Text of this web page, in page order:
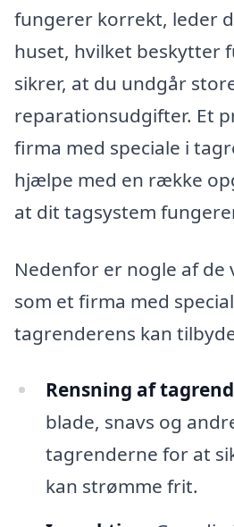
fungerer korrekt, leder
huset, hvilket beskytter
sikrer, at du undgår
reparationsudgifter. Et
firma med speciale i
hjælpe med en række
at dit tagsystem
Nedenfor er nogle af de
som et firma med
tagrenderens kan
Rensning af
blade, snavs og
tagrenderne for at
kan strømme frit.